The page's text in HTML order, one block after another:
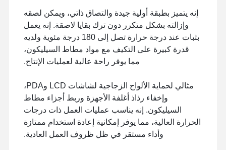
إنه يتميز بطبقة أولية جيدة والتصاق ذاتي، ويمكن لصقه
وإزالته بشكل متكرر دون ترك بقايا لاصقة. إنه يعمل
بثبات عند درجة حرارة تصل إلى 180 درجة مئوية ولديه
قدرة كبيرة على التكيف مع مواد مطاط السيليكون،
مما يوفر راحة عالية لعمليات الإنتاج.
مثالي لحماية الألواح الزجاجية لشاشات LCD وPDA،
وإخفاء رذاذ أغلفة الأجهزة وربط أجزاء مطاط
السيليكون. إنه يناسب عمليات العمل ذات درجات
الحرارة العالية، مما يوفر إمكانية إعادة استخدام ممتازة
وأداء مستقر في ظل ظروف العمل العادية.